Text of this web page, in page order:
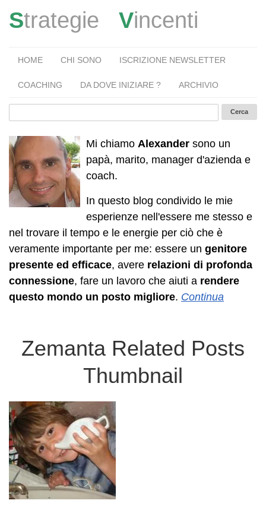
Strategie Vincenti
HOME CHI SONO ISCRIZIONE NEWSLETTER
COACHING DA DOVE INIZIARE ? ARCHIVIO
Mi chiamo Alexander sono un
papà, marito, manager d'azienda e
coach.
In questo blog condivido le mie
esperienze nell'essere me stesso e
nel trovare il tempo e le energie per ciò che è
veramente importante per me: essere un genitore
presente ed efficace, avere relazioni di profonda
connessione, fare un lavoro che aiuti a rendere
questo mondo un posto migliore. Continua
Zemanta Related Posts
Thumbnail